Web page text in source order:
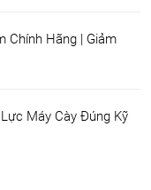
Chính Hãng | Giảm
Máy Cày Đúng Kỹ